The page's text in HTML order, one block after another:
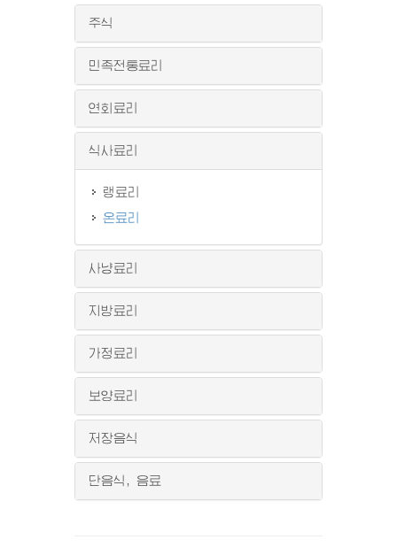
주식
민족전통료리
연회료리
식사료리
랭료리
온료리
사냥료리
지방료리
가정료리
보양료리
저장음식
단음식, 음료